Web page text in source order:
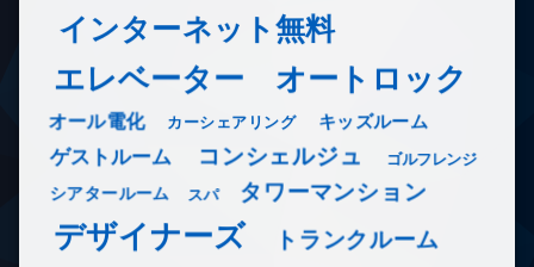
インターネット無料
エレベーター オートロック
オール電化 カーシェアリング キッズルーム
ゲストルーム コンシェルジュ ゴルフレンジ
シアタールーム スパ タワーマンション
デザイナーズ トランクルーム